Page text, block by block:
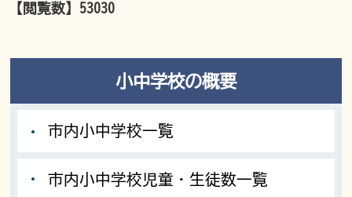
【閲覧数】 53030
小中学校の概要
市内小中学校一覧
市内小中学校児童・生徒数一覧